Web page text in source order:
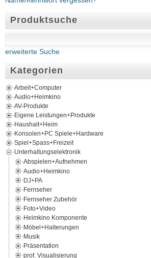
Produktsuche
erweiterte Suche
Kategorien
Arbeit+Computer
Audio+Heimkino
AV-Produkte
Eigene Leistungen+Produkte
Haushalt+Heim
Konsolen+PC Spiele+Hardware
Spiel+Spass+Freizeit
Unterhaltungselektronik
Abspielen+Aufnehmen
Audio+Heimkino
DJ+PA
Fernseher
Fernseher Zubehör
Foto+Video
Heimkino Komponente
Möbel+Halterungen
Musik
Präsentation
prof. Visualisierung